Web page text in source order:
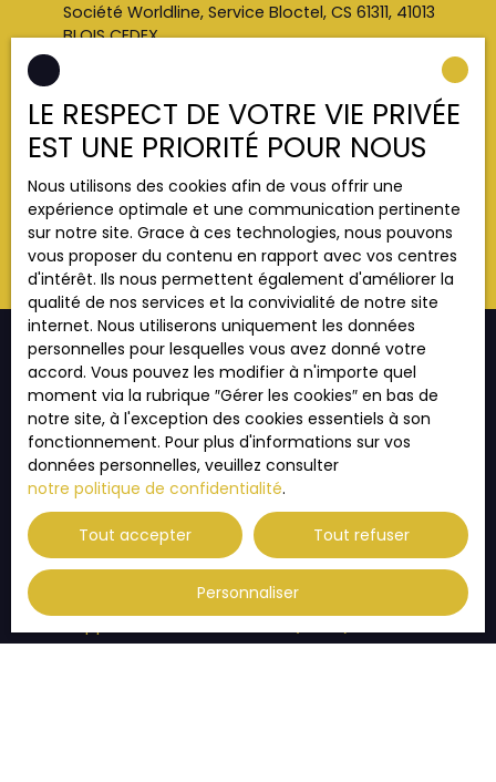
Société Worldline, Service Bloctel, CS 61311, 41013
BLOIS CEDEX.
données personnelles, veuillez consulter notre
politique de confidentialité
Recevoir des annonces
JE RECHERCHE UN BIEN
Vente appartement Strasbourg (67000)
Vente appartement Strasbourg (67200)
Vente appartement Illkirch-Graffenstaden (67400)
Vente appartement Thann (68800)
Vente appartement Habsheim (68440)
LE RESPECT DE VOTRE VIE PRIVÉE
EST UNE PRIORITÉ POUR NOUS
Nous utilisons des cookies afin de vous offrir une
expérience optimale et une communication pertinente
sur notre site. Grace à ces technologies, nous pouvons
vous proposer du contenu en rapport avec vos centres
d'intérêt. Ils nous permettent également d'améliorer la
qualité de nos services et la convivialité de notre site
internet. Nous utiliserons uniquement les données
personnelles pour lesquelles vous avez donné votre
accord. Vous pouvez les modifier à n'importe quel
moment via la rubrique ″Gérer les cookies″ en bas de
notre site, à l'exception des cookies essentiels à son
fonctionnement. Pour plus d'informations sur vos
données personnelles, veuillez consulter
notre politique de confidentialité.
Tout accepter Tout refuser
Personnaliser